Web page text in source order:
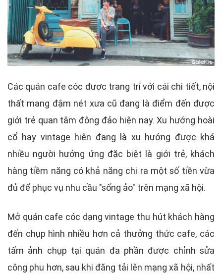
Các quán cafe cóc được trang trí với cái chi tiết, nội
thất mang đậm nét xưa cũ đang là điểm đến được
giới trẻ quan tâm đông đảo hiện nay. Xu hướng hoài
cổ hay vintage hiện đang là xu hướng được khá
nhiều người hưởng ứng đặc biệt là giới trẻ, khách
hàng tiềm năng có khả năng chi ra một số tiền vừa
đủ để phục vụ nhu cầu "sống ảo" trên mạng xã hội.
Mở quán cafe cóc dạng vintage thu hút khách hàng
đến chụp hình nhiều hơn cả thưởng thức cafe, các
tấm ảnh chụp tại quán đa phần được chỉnh sửa
công phu hơn, sau khi đăng tải lên mạng xã hội, nhất